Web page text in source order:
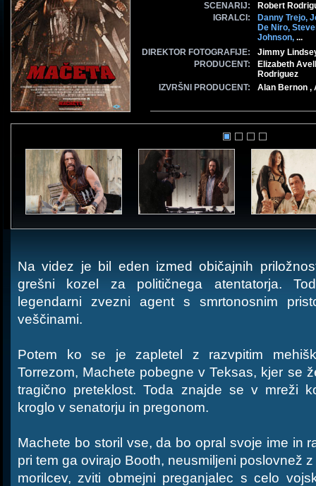
SCENARIJ:
Robert
IGRALCI:
Danny Trejo,
De Niro,
Johnson, ...
DIREKTOR FOTOGRAFIJE:
Jimmy
PRODUCENT:
Elizabeth
Rodriguez
IZVRŠNI PRODUCENT:
Alan Bernon ,
Na videz je bil eden izmed običajnih
grešni kozel za političnega atentatorja.
legendarni zvezni agent s smrtonosnim
veščinami.
Potem ko se je zapletel z razvpitim
Torrezom, Machete pobegne v Teksas, kjer se
tragično preteklost. Toda znajde se v mreži
kroglo v senatorju in pregonom.
Machete bo storil vse, da bo opral svoje ime in
pri tem ga ovirajo Booth, neusmiljeni poslovnež
morilcev, zviti obmejni preganjalec s celo